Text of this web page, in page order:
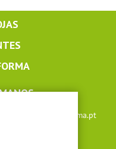
lojaonline@bioforma.pt
14h às 17h30)